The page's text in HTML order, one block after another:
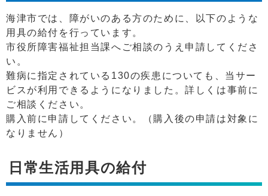
海津市では、障がいのある方のために、以下のような
用具の給付を行っています。
市役所障害福祉担当課へご相談のうえ申請してくださ
い。
難病に指定されている130の疾患についても、当サー
ビスが利用できるようになりました。詳しくは事前に
ご相談ください。
購入前に申請してください。（購入後の申請は対象に
なりません）
日常生活用具の給付